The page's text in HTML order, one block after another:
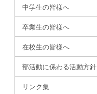
中学生の皆様へ
卒業生の皆様へ
在校生の皆様へ
部活動に係わる活動方針
リンク集